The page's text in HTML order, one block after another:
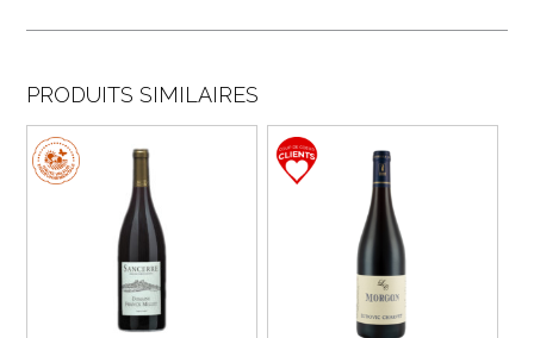
PRODUITS SIMILAIRES